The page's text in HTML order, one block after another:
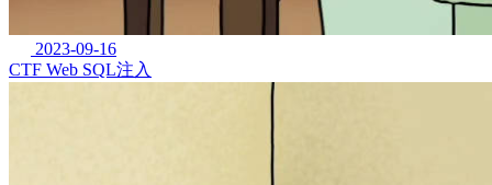
2023-09-16
CTF Web SQL注入